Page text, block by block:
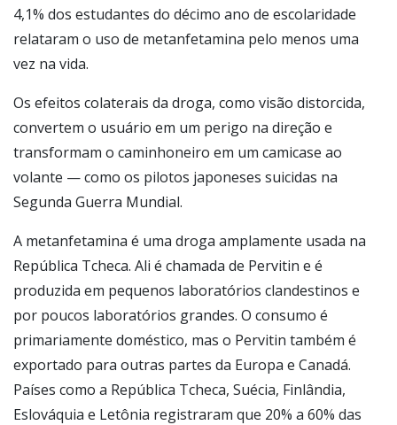
4,1% dos estudantes do décimo ano de escolaridade
relataram o uso de metanfetamina pelo menos uma
vez na vida.
Os efeitos colaterais da droga, como visão distorcida,
convertem o usuário em um perigo na direção e
transformam o caminhoneiro em um camicase ao
volante — como os pilotos japoneses suicidas na
Segunda Guerra Mundial.
A metanfetamina é uma droga amplamente usada na
República Tcheca. Ali é chamada de Pervitin e é
produzida em pequenos laboratórios clandestinos e
por poucos laboratórios grandes. O consumo é
primariamente doméstico, mas o Pervitin também é
exportado para outras partes da Europa e Canadá.
Países como a República Tcheca, Suécia, Finlândia,
Eslováquia e Letônia registraram que 20% a 60% das